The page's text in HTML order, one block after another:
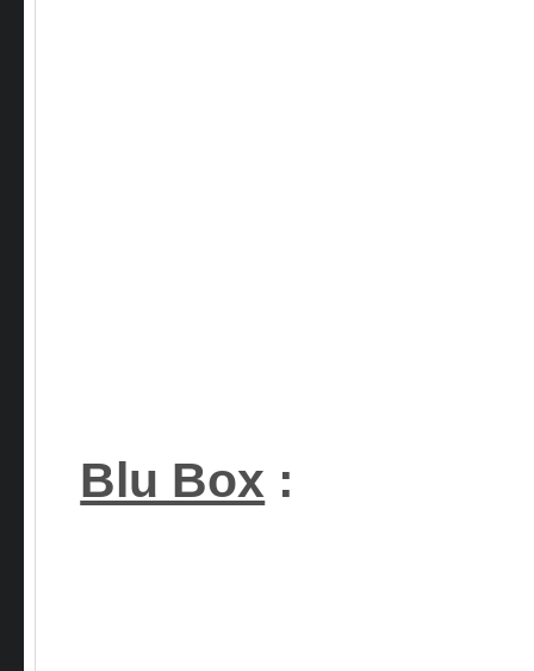
Blu Box :